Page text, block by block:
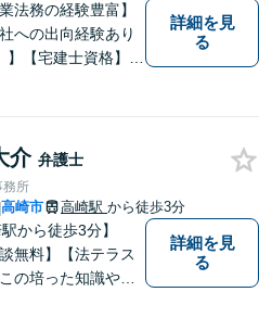
法務の経験豊富】
社への出向経験あり
】【宅建士資格】信
詳細を見
る
介 弁護士
務所
高崎市 高崎駅 から徒歩3分
駅から徒歩3分】
談無料】【法テラス
の培った知識や経
詳細を見
る